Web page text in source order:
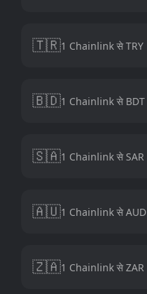
🇹🇷1 Chainlink से TRY
🇧🇩1 Chainlink से BDT
🇸🇦1 Chainlink से SAR
🇦🇺1 Chainlink से AUD
🇿🇦1 Chainlink से ZAR